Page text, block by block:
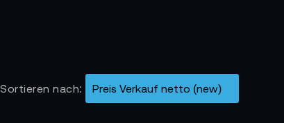
wasserresistent und bereit für jede
Drehtage oder internationale Sets.
und langanhaltenden Komfort.
Sortieren nach